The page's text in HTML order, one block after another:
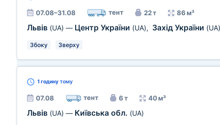
07.08–31.08 тент 22 т 86 м³
Львів (UA) — Центр України (UA), Захід України (UA)
Збоку Зверху
1 годину тому
07.08 тент 6 т 40 м³
Львів (UA) — Київська обл. (UA)